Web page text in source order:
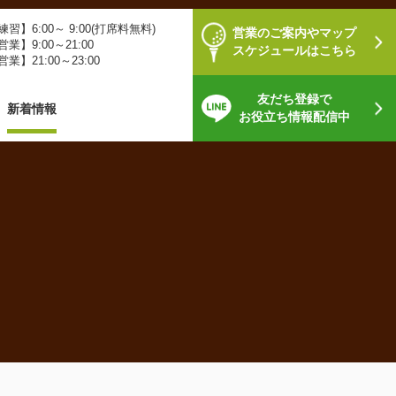
新着情報
習】6:00～ 9:00(打席料無料)
業】9:00～21:00
業】21:00～23:00
営業のご案内やマップ
スケジュールはこちら
友だち登録で
お役立ち情報配信中